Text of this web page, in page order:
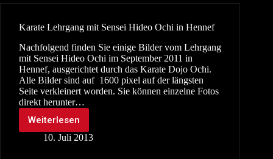
Karate Lehrgang mit Sensei Hideo Ochi in Hennef
Nachfolgend finden Sie einige Bilder vom Lehrgang
mit Sensei Hideo Ochi im September 2011 in
Hennef, ausgerichtet durch das Karate Dojo Ochi.
Alle Bilder sind auf 1600 pixel auf der längsten
Seite verkleinert worden. Sie können einzelne Fotos
direkt herunter…
Weiterlesen
Karate
Lehrgang
10. Juli 2013